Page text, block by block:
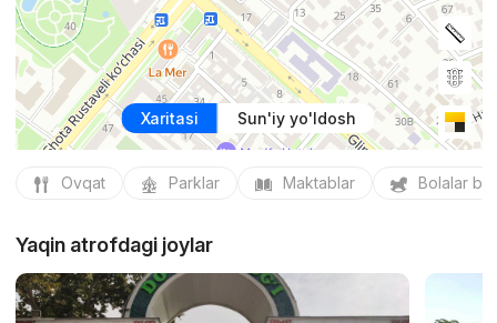
Xaritasi Sun'iy yo'ldosh
Ovqat Parklar Maktablar Bolalar
Yaqin atrofdagi joylar